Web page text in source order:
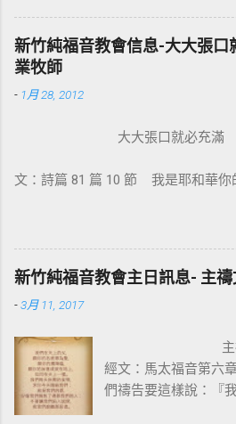
人，使我們因信得著
信仰的核心是十字架
穌基督並祂釘十字架
所需要的，就是耶穌
說耶穌基督就是神的
基督裡，他就是新造
新的了。 在基督裡成
一是修理舊的，使它
的全部拆毀，再重新
獨十字架的大能才能
智慧與能力，因著耶
與犧牲的象徵。 一
新竹純福音教會信息-大大張口
業牧師
- 1月 28, 2012
大大張口就必充
文：詩篇 81 篇 10 節 我是耶和華
張口？因為我們要得著救恩、恩典
知我素來所行的一切。她就到城裏跟
穌，祂把我素來所行的，都說出來了
口，看見一位生來瘸腿的，彼得說：
人就站起來，跳著敬拜讚美 神 】。
的說：「各位親戚朋友，我本來是瘸
得到醫治了」。 神喜歡我們大大張
實際的表達出來。 神不是不知道我們
新竹純福音教會主日訊息- 主
-3月 11, 2017
主禱文
經文：馬太福音第六
們禱告要這樣說：『